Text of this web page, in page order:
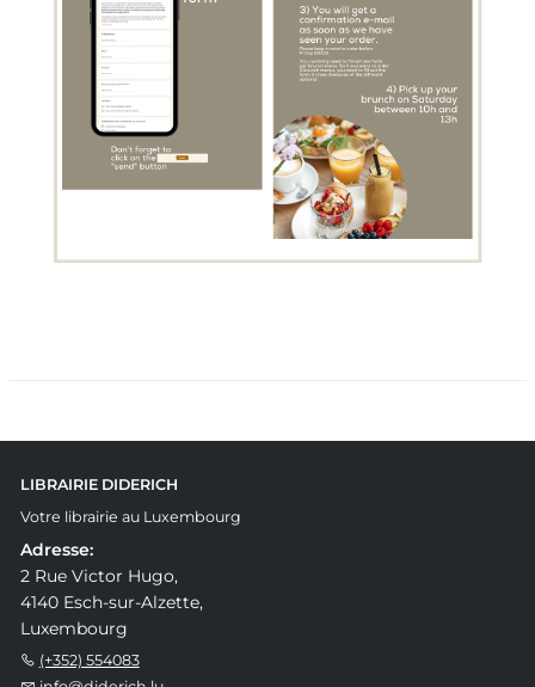
LIBRAIRIE DIDERICH
Votre librairie au Luxembourg
Adresse:
2 Rue Victor Hugo,
4140 Esch-sur-Alzette,
Luxembourg
(+352) 554083